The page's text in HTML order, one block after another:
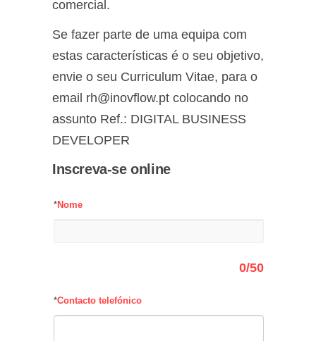
comercial.
Se fazer parte de uma equipa com
estas características é o seu objetivo,
envie o seu Curriculum Vitae, para o
email rh@inovflow.pt colocando no
assunto Ref.: DIGITAL BUSINESS
DEVELOPER
Inscreva-se online
*Nome
0/50
*Contacto telefónico